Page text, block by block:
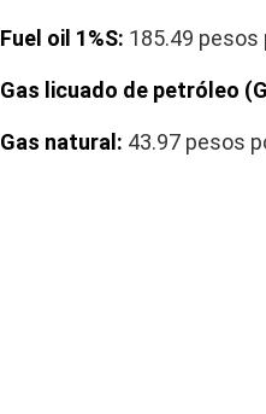
Fuel oil 1%S: 185.49 pesos
Gas licuado de petróleo
Gas natural: 43.97 pesos